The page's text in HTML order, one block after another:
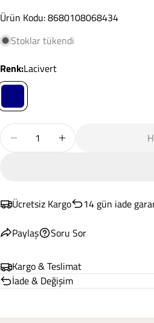
Ürün Kodu: 8680108068434
Stoklar tükendi
renk:Lacivert
Miktar
Tek Kişilik Uyku Seti Nitsa
Tek Kişilik Uyku
Ücretsiz Kargo
14 gün iade
Paylaş
Paylaş
Facebook'ta
Soru Sor
adresiniz
Kargo & Teslimat
İade & Değişim